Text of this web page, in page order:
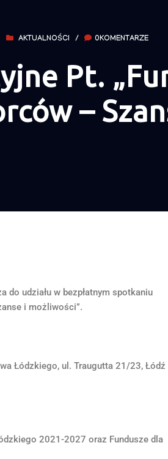
AKTUALNOŚCI / 0KOMENTARZE
Pt.
–
do udziału w bezpłatnym spotkaniu
i możliwości”.
Łódzkiego, ul. Traugutta 21/23, Łódź
2021-2027 oraz Fundusze dla